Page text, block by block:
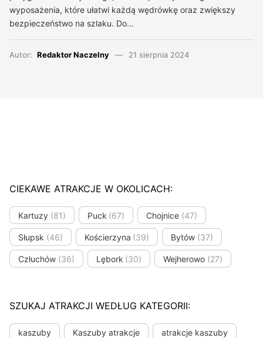
wyposażenia, które ułatwi każdą wędrówkę oraz zwiększy
bezpieczeństwo na szlaku. Do…
Autor: Redaktor Naczelny 21 sierpnia 2024
CIEKAWE ATRAKCJE W OKOLICACH:
Kartuzy (81) Puck (67) Chojnice (47)
Słupsk (46) Kościerzyna (39) Bytów (37)
Człuchów (36) Lębork (30) Wejherowo (27)
SZUKAJ ATRAKCJI WEDŁUG KATEGORII:
kaszuby Kaszuby atrakcje atrakcje kaszuby